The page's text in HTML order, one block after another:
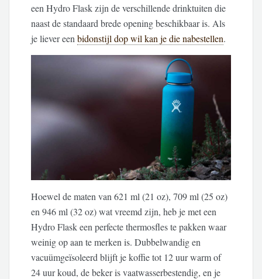
een Hydro Flask zijn de verschillende drinktuiten die
naast de standaard brede opening beschikbaar is. Als
je liever eenbidonstijl dop wil kan je die nabestellen.
Hoewel de maten van 621 ml (21 oz), 709 ml (25 oz)
en 946 ml (32 oz) wat vreemd zijn, heb je met een
Hydro Flask een perfecte thermosfles te pakken waar
weinig op aan te merken is. Dubbelwandig en
vacuümgeïsoleerd blijft je koffie tot 12 uur warm of
24 uur koud, de beker is vaatwasserbestendig, en je